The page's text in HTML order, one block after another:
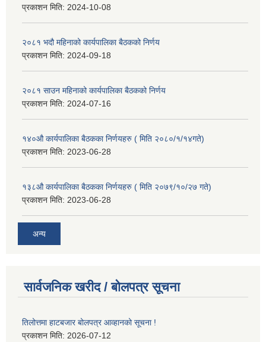
प्रकाशन मिति: 2024-10-08
२०८१ भदौ महिनाको कार्यपालिका बैठकको निर्णय
प्रकाशन मिति: 2024-09-18
२०८१ साउन महिनाको कार्यपालिका बैठकको निर्णय
प्रकाशन मिति: 2024-07-16
१४०औ कार्यपालिका बैठकका निर्णयहरु ( मिति २०८०/१/१४गते)
प्रकाशन मिति: 2023-06-28
१३८औ कार्यपालिका बैठकका निर्णयहरु ( मिति २०७९/१०/२७ गते)
प्रकाशन मिति: 2023-06-28
अन्य
सार्वजनिक खरीद / बोलपत्र सूचना
तिलोत्तमा हाटबजार बोलपत्र आव्हानको सूचना !
प्रकाशन मिति: 2026-07-12